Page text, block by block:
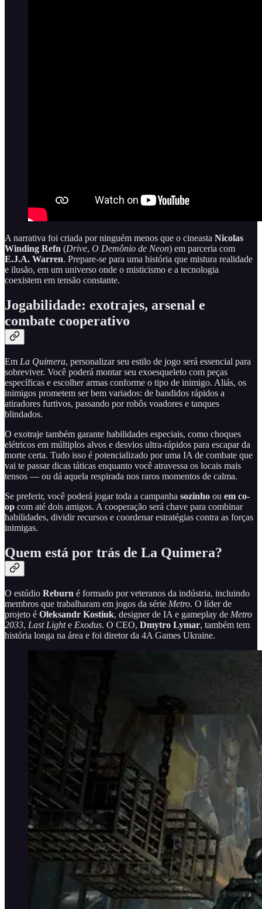
A narrativa foi criada por ninguém menos que o cineasta Nicolas
Winding Refn (Drive, O Demônio de Neon) em parceria com
E.J.A. Warren. Prepare-se para uma história que mistura realidade
e ilusão, em um universo onde o misticismo e a tecnologia
coexistem em tensão constante.
Jogabilidade: exotrajes, arsenal e
combate cooperativo
Em La Quimera, personalizar seu estilo de jogo será essencial para
sobreviver. Você poderá montar seu exoesqueleto com peças
específicas e escolher armas conforme o tipo de inimigo. Aliás, os
inimigos prometem ser bem variados: de bandidos rápidos a
atiradores furtivos, passando por robôs voadores e tanques
blindados.
O exotraje também garante habilidades especiais, como choques
elétricos em múltiplos alvos e desvios ultra-rápidos para escapar da
morte certa. Tudo isso é potencializado por uma IA de combate que
vai te passar dicas táticas enquanto você atravessa os locais mais
tensos — ou dá aquela respirada nos raros momentos de calma.
Se preferir, você poderá jogar toda a campanha sozinho ou em co-
op com até dois amigos. A cooperação será chave para combinar
habilidades, dividir recursos e coordenar estratégias contra as forças
inimigas.
Quem está por trás de La Quimera?
O estúdio Reburn é formado por veteranos da indústria, incluindo
membros que trabalharam em jogos da série Metro. O líder de
projeto é Oleksandr Kostiuk, designer de IA e gameplay de Metro
2033, Last Lighte Exodus. O CEO, Dmytro Lymar, também tem
história longa na área e foi diretor da 4A Games Ukraine.